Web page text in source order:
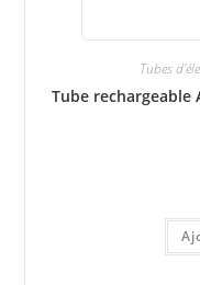
Tubes
Tube rechargeable